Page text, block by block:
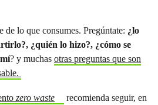
de lo que consumes. Pregúntate: ¿lo
¿quién lo hizo?, ¿cómo se
? y muchas otras preguntas que son
zero waste
recomienda seguir, en